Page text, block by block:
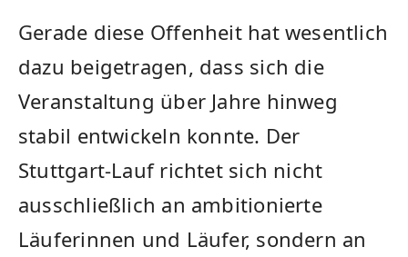
Gerade diese Offenheit hat wesentlich
dazu beigetragen, dass sich die
Veranstaltung über Jahre hinweg
stabil entwickeln konnte. Der
Stuttgart-Lauf richtet sich nicht
ausschließlich an ambitionierte
Läuferinnen und Läufer, sondern an